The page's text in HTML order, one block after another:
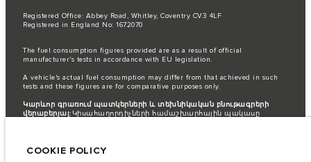
Registered Office: Abbey Road, Whitley, Coventry CV3 4LF
Registered in England No: 1672070
The fuel consumption figures provided are as a result of official
manufacturer's tests in accordance with EU legislation.
A vehicle's actual fuel consumption may differ from that achieved in such
tests and these figures are for comparative purposes only.
Կարևոր գրառում պատկերների և տեխնիկական բնութագրերի
վերաբերյալ:Կիսահաղորդիչների համաշխարհային պակասը
օգտագործվող պատկերները կարող են ամբողջությամբ
COOKIE POLICY